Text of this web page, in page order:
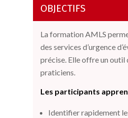
OBJECTIFS
La formation AMLS
des services d’urgenced’
précise. Elle offreun outil
praticiens
Les participants
Identifier rapidement